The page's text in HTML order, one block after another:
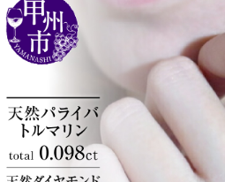
TOP ファッション アクセサ